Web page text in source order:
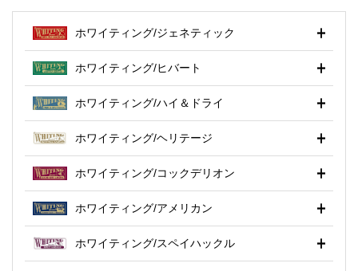
ホワイティング/ジェネティック
ホワイティング/ヒバート
ホワイティング/ハイ＆ドライ
ホワイティング/ヘリテージ
ホワイティング/コックデリオン
ホワイティング/アメリカン
ホワイティング/スペイハックル